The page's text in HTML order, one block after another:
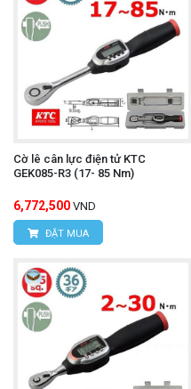
Cờ lê cân lực điện tử KTC
GEK085-R3 (17- 85 Nm)
6,772,500 VND
ĐẶT MUA